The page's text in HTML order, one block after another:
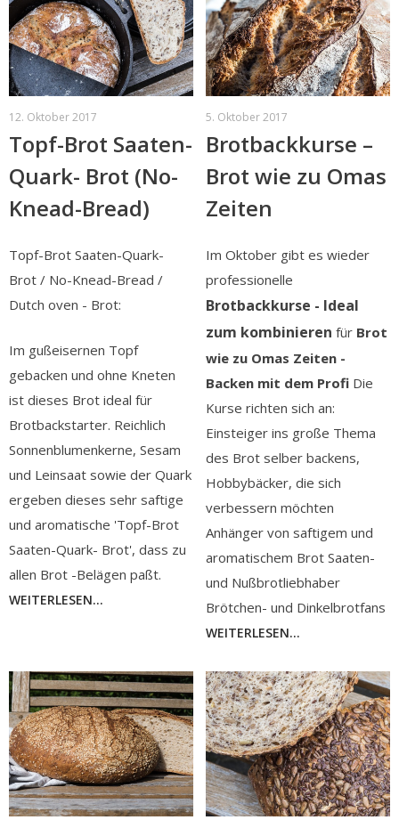
12. Oktober 2017
Topf-Brot Saaten-
Quark- Brot (No-
Knead-Bread)
Topf-Brot Saaten-Quark-
Brot / No-Knead-Bread /
Dutch oven - Brot:
Im gußeisernen Topf
gebacken und ohne Kneten
ist dieses Brot ideal für
Brotbackstarter. Reichlich
Sonnenblumenkerne, Sesam
und Leinsaat sowie der Quark
ergeben dieses sehr saftige
und aromatische 'Topf-Brot
Saaten-Quark- Brot', dass zu
allen Brot -Belägen paßt.
WEITERLESEN...
5. Oktober 2017
Brotbackkurse –
Brot wie zu Omas
Zeiten
Im Oktober gibt es wieder
professionelle
Brotbackkurse - Ideal
zum kombinieren für Brot
wie zu Omas Zeiten -
Backen mit dem Profi Die
Kurse richten sich an:
Einsteiger ins große Thema
des Brot selber backens,
Hobbybäcker, die sich
verbessern möchten
Anhänger von saftigem und
aromatischem Brot Saaten-
und Nußbrotliebhaber
Brötchen- und Dinkelbrotfans
WEITERLESEN...